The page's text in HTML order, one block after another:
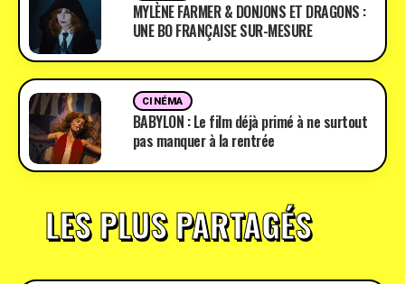
MYLÈNE FARMER & DONJONS ET DRAGONS :
UNE BO FRANÇAISE SUR-MESURE
CINÉMA
BABYLON : Le film déjà primé à ne surtout
pas manquer à la rentrée
LES PLUS PARTAGÉS